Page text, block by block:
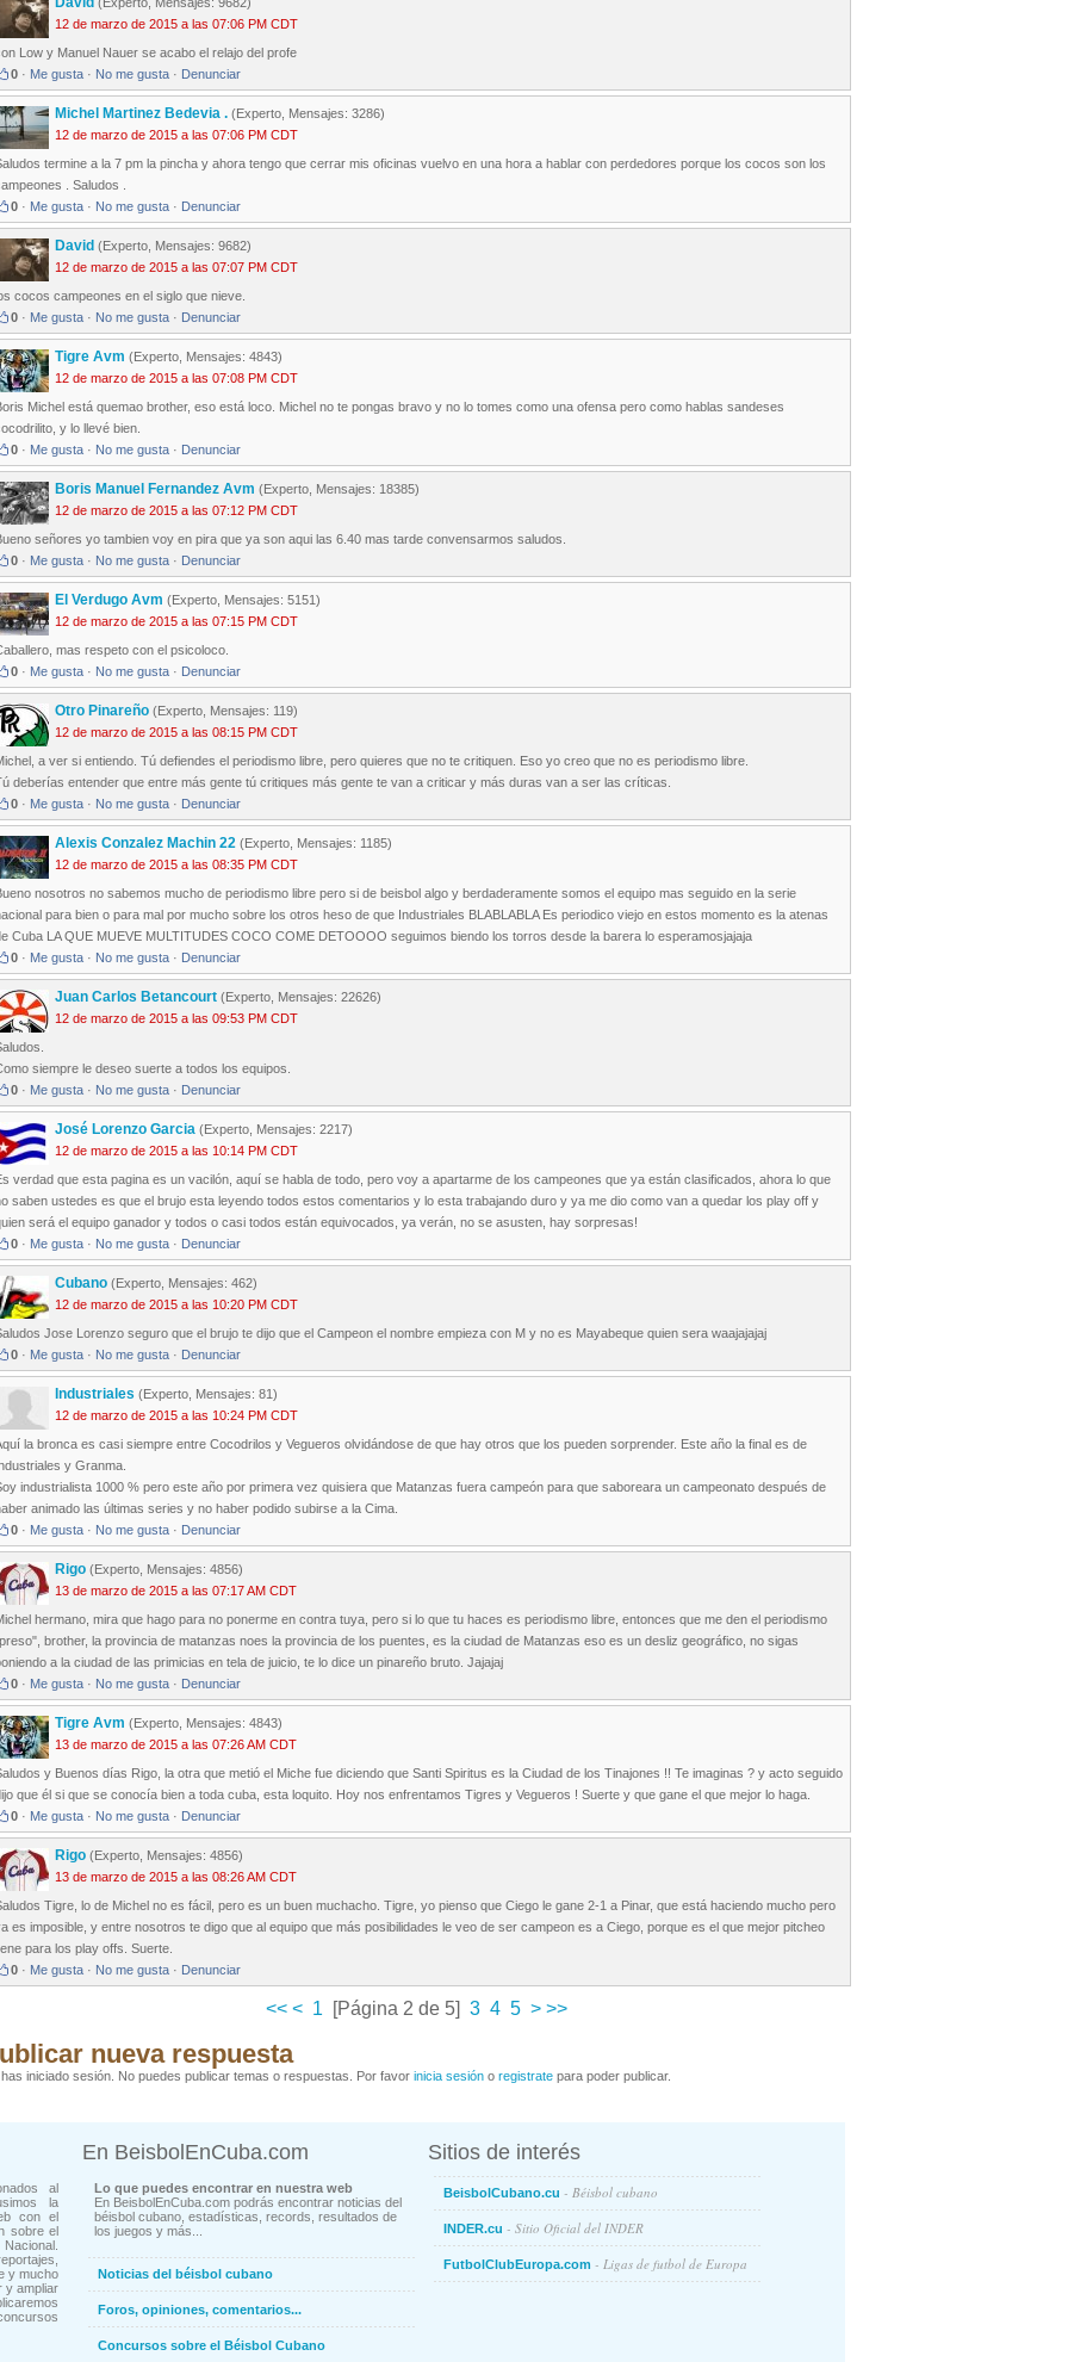
12 de marzo de 2015 a las 07:06 PM CDT
Low y Manuel Nauer se acabo el relajo del profe
0 · Me gusta · No me gusta · Denunciar
Michel Martinez Bedevia . (Experto, Mensajes: 3286)
12 de marzo de 2015 a las 07:06 PM CDT
termine a la 7 pm la pincha y ahora tengo que cerrar mis oficinas vuelvo en una hora a hablar con perdedores porque los cocos son los
. Saludos .
0 · Me gusta · No me gusta · Denunciar
David (Experto, Mensajes: 9682)
12 de marzo de 2015 a las 07:07 PM CDT
cocos campeones en el siglo que nieve.
0 · Me gusta · No me gusta · Denunciar
Tigre Avm (Experto, Mensajes: 4843)
12 de marzo de 2015 a las 07:08 PM CDT
Michel está quemao brother, eso está loco. Michel no te pongas bravo y no lo tomes como una ofensa pero como hablas sandeses
y lo llevé bien.
0 · Me gusta · No me gusta · Denunciar
Boris Manuel Fernandez Avm (Experto, Mensajes: 18385)
12 de marzo de 2015 a las 07:12 PM CDT
señores yo tambien voy en pira que ya son aqui las 6.40 mas tarde convensarmos saludos.
0 · Me gusta · No me gusta · Denunciar
El Verdugo Avm (Experto, Mensajes: 5151)
12 de marzo de 2015 a las 07:15 PM CDT
mas respeto con el psicoloco.
0 · Me gusta · No me gusta · Denunciar
Otro Pinareño (Experto, Mensajes: 119)
12 de marzo de 2015 a las 08:15 PM CDT
a ver si entiendo. Tú defiendes el periodismo libre, pero quieres que no te critiquen. Eso yo creo que no es periodismo libre.
deberías entender que entre más gente tú critiques más gente te van a criticar y más duras van a ser las críticas.
0 · Me gusta · No me gusta · Denunciar
Alexis Conzalez Machin 22 (Experto, Mensajes: 1185)
12 de marzo de 2015 a las 08:35 PM CDT
nosotros no sabemos mucho de periodismo libre pero si de beisbol algo y berdaderamente somos el equipo mas seguido en la serie
para bien o para mal por mucho sobre los otros heso de que Industriales BLABLABLA Es periodico viejo en estos momento es la atenas
Cuba LA QUE MUEVE MULTITUDES COCO COME DETOOOO seguimos biendo los torros desde la barera lo esperamosjajaja
0 · Me gusta · No me gusta · Denunciar
Juan Carlos Betancourt (Experto, Mensajes: 22626)
12 de marzo de 2015 a las 09:53 PM CDT
siempre le deseo suerte a todos los equipos.
0 · Me gusta · No me gusta · Denunciar
José Lorenzo Garcia (Experto, Mensajes: 2217)
12 de marzo de 2015 a las 10:14 PM CDT
verdad que esta pagina es un vacilón, aquí se habla de todo, pero voy a apartarme de los campeones que ya están clasificados, ahora lo que
saben ustedes es que el brujo esta leyendo todos estos comentarios y lo esta trabajando duro y ya me dio como van a quedar los play off y
será el equipo ganador y todos o casi todos están equivocados, ya verán, no se asusten, hay sorpresas!
0 · Me gusta · No me gusta · Denunciar
Cubano (Experto, Mensajes: 462)
12 de marzo de 2015 a las 10:20 PM CDT
Jose Lorenzo seguro que el brujo te dijo que el Campeon el nombre empieza con M y no es Mayabeque quien sera waajajajaj
0 · Me gusta · No me gusta · Denunciar
Industriales (Experto, Mensajes: 81)
12 de marzo de 2015 a las 10:24 PM CDT
la bronca es casi siempre entre Cocodrilos y Vegueros olvidándose de que hay otros que los pueden sorprender. Este año la final es de
y Granma.
industrialista 1000 % pero este año por primera vez quisiera que Matanzas fuera campeón para que saboreara un campeonato después de
animado las últimas series y no haber podido subirse a la Cima.
0 · Me gusta · No me gusta · Denunciar
Rigo (Experto, Mensajes: 4856)
13 de marzo de 2015 a las 07:17 AM CDT
hermano, mira que hago para no ponerme en contra tuya, pero si lo que tu haces es periodismo libre, entonces que me den el periodismo
brother, la provincia de matanzas noes la provincia de los puentes, es la ciudad de Matanzas eso es un desliz geográfico, no sigas
a la ciudad de las primicias en tela de juicio, te lo dice un pinareño bruto. Jajajaj
0 · Me gusta · No me gusta · Denunciar
Tigre Avm (Experto, Mensajes: 4843)
13 de marzo de 2015 a las 07:26 AM CDT
y Buenos días Rigo, la otra que metió el Miche fue diciendo que Santi Spiritus es la Ciudad de los Tinajones !! Te imaginas ? y acto seguido
que él si que se conocía bien a toda cuba, esta loquito. Hoy nos enfrentamos Tigres y Vegueros ! Suerte y que gane el que mejor lo haga.
0 · Me gusta · No me gusta · Denunciar
Rigo (Experto, Mensajes: 4856)
13 de marzo de 2015 a las 08:26 AM CDT
Tigre, lo de Michel no es fácil, pero es un buen muchacho. Tigre, yo pienso que Ciego le gane 2-1 a Pinar, que está haciendo mucho pero
es imposible, y entre nosotros te digo que al equipo que más posibilidades le veo de ser campeon es a Ciego, porque es el que mejor pitcheo
para los play offs. Suerte.
0 · Me gusta · No me gusta · Denunciar
<< < 1 [Página 2 de 5] 3 4 5 >>>
nueva respuesta
iniciado sesión. No puedes publicar temas o respuestas. Por favor inicia sesión o registrate para poder publicar.
al
la
con el
sobre el
y mucho
y ampliar
En BeisbolEnCuba.com
Lo que puedes encontrar en nuestra web
En BeisbolEnCuba.com podrás encontrar noticias del
béisbol cubano, estadísticas, records, resultados de
los juegos y más...
Noticias del béisbol cubano
Foros, opiniones, comentarios...
Concursos sobre el Béisbol Cubano
Sitios de interés
BeisbolCubano.cu - Béisbol cubano
INDER.cu - Sitio Oficial del INDER
FutbolClubEuropa.com - Ligas de futbol de Europa